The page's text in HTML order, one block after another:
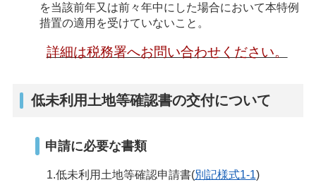
を当該前年又は前々年中にした場合において本特例
措置の適用を受けていないこと。
詳細は税務署へお問い合わせください。
低未利用土地等確認書の交付について
申請に必要な書類
1.低未利用土地等確認申請書(別記様式1-1)